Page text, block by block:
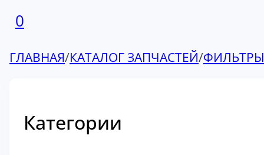
0
ГЛАВНАЯ/КАТАЛОГ ЗАПЧАСТЕЙ/ФИЛЬТРЫ
Категории